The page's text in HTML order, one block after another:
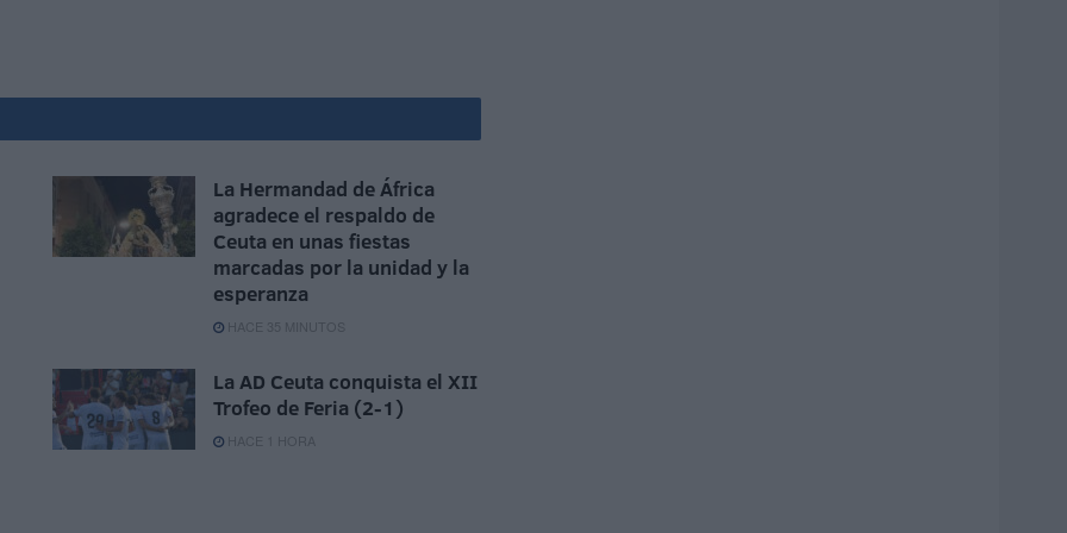
La Hermandad de África
agradece el respaldo de
Ceuta en unas fiestas
marcadas por la unidad y la
esperanza
HACE 35 MINUTOS
La AD Ceuta conquista el XII
Trofeo de Feria (2-1)
HACE 1 HORA